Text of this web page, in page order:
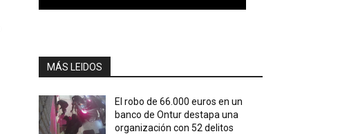
MÁS LEIDOS
El robo de 66.000 euros en un
banco de Ontur destapa una
organización con 52 delitos